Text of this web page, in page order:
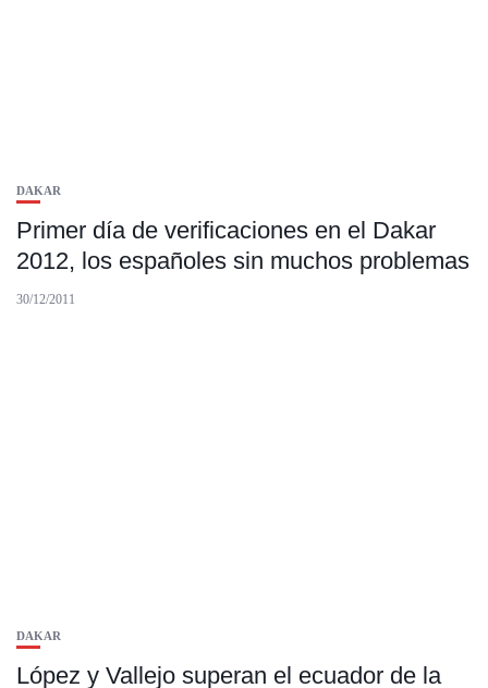
DAKAR
Primer día de verificaciones en el Dakar
2012, los españoles sin muchos problemas
30/12/2011
DAKAR
López y Vallejo superan el ecuador de la